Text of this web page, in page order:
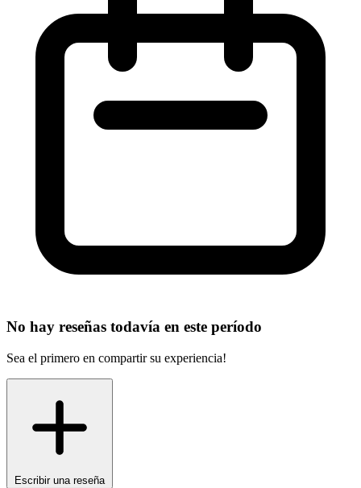
No hay reseñas todavía en este período
Sea el primero en compartir su experiencia!
Escribir una reseña